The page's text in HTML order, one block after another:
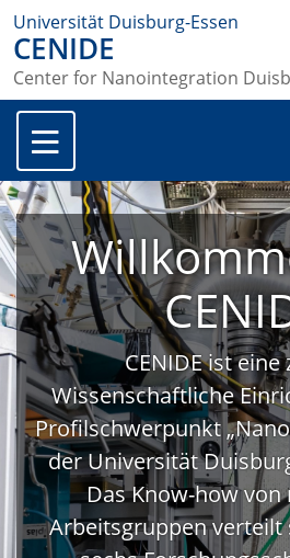
Universität Duisburg-Essen
CENIDE
Center for Nanointegration
CENIDE ist eine
Wissenschaftliche
Profilschwerpunkt
der Universität
Das Know-how von
Arbeitsgruppen verteilt